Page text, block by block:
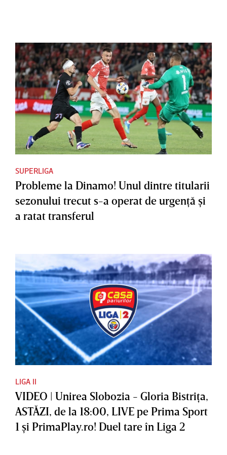
SUPERLIGA
Probleme la Dinamo! Unul dintre titularii
sezonului trecut s-a operat de urgenţă şi
a ratat transferul
LIGA II
VIDEO | Unirea Slobozia - Gloria Bistriţa,
ASTĂZI, de la 18:00, LIVE pe Prima Sport
1 şi PrimaPlay.ro! Duel tare în Liga 2